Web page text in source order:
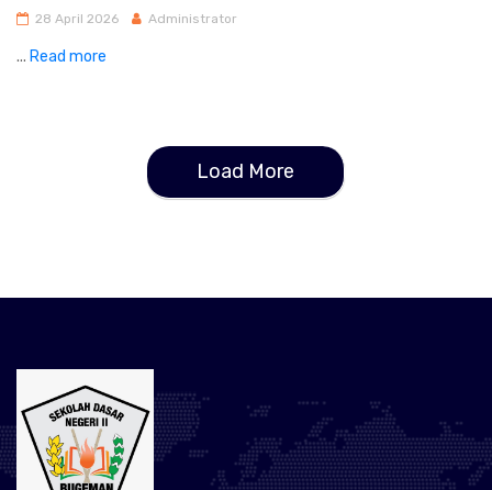
28 April 2026 Administrator
... Read more
Load More